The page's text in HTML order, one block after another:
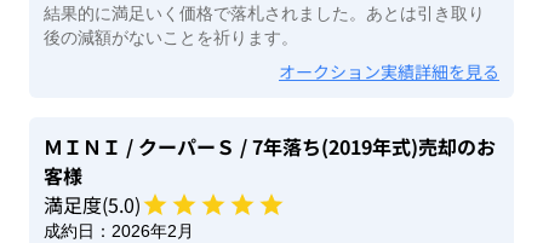
結果的に満足いく価格で落札されました。あとは引き取り
後の減額がないことを祈ります。
オークション実績詳細を見る
ＭＩＮＩ / クーパーＳ / 7年落ち(2019年式)売却のお
客様
満足度(5.0)
成約日： 2026年2月